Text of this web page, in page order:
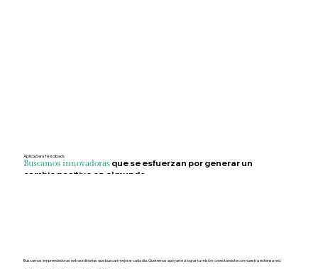
Aplica para feedback
Buscamos innovadorasque se esfuerzan por generar un
cambio positivo en el mundo
Buscamos emprendedoras extraordinarias que buscan mejorar cada día. Queremos apoyarte a lograr tu misión conectándote con nuestra extensa red.